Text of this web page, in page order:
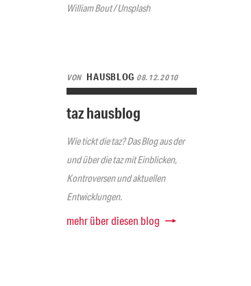
William Bout / Unsplash
VON HAUSBLOG 08.12.2010
taz hausblog
Wie tickt die taz? Das Blog aus der
und über die taz mit Einblicken,
Kontroversen und aktuellen
Entwicklungen.
mehr über diesen blog